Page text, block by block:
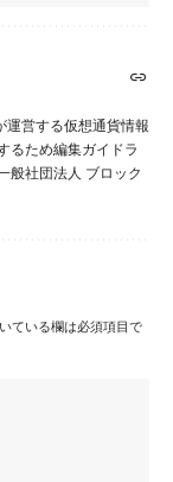
営する仮想通貨情報
るため編集ガイドラ
般社団法人 ブロック
ている欄は必須項目で